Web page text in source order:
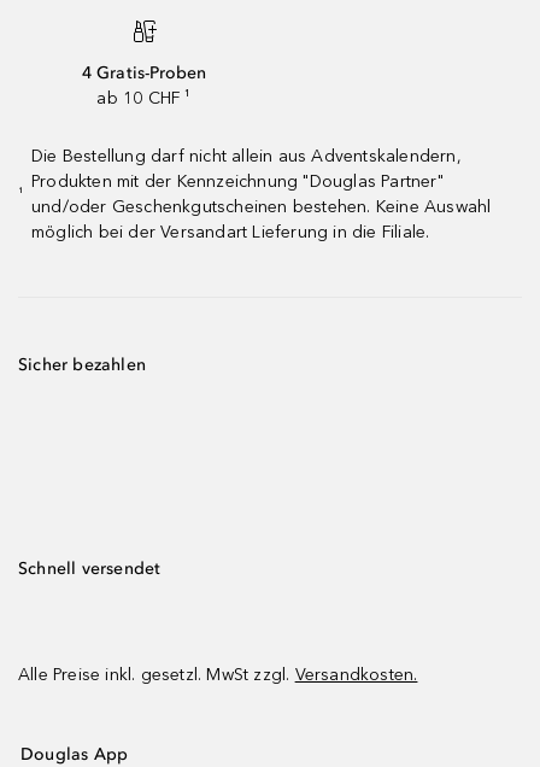
4 Gratis-Proben
ab 10 CHF ¹
¹
Die Bestellung darf nicht allein aus Adventskalendern,
Produkten mit der Kennzeichnung "Douglas Partner"
und/oder Geschenkgutscheinen bestehen. Keine Auswahl
möglich bei der Versandart Lieferung in die Filiale.
Sicher bezahlen
Schnell versendet
Alle Preise inkl. gesetzl. MwSt zzgl. Versandkosten.
Douglas App